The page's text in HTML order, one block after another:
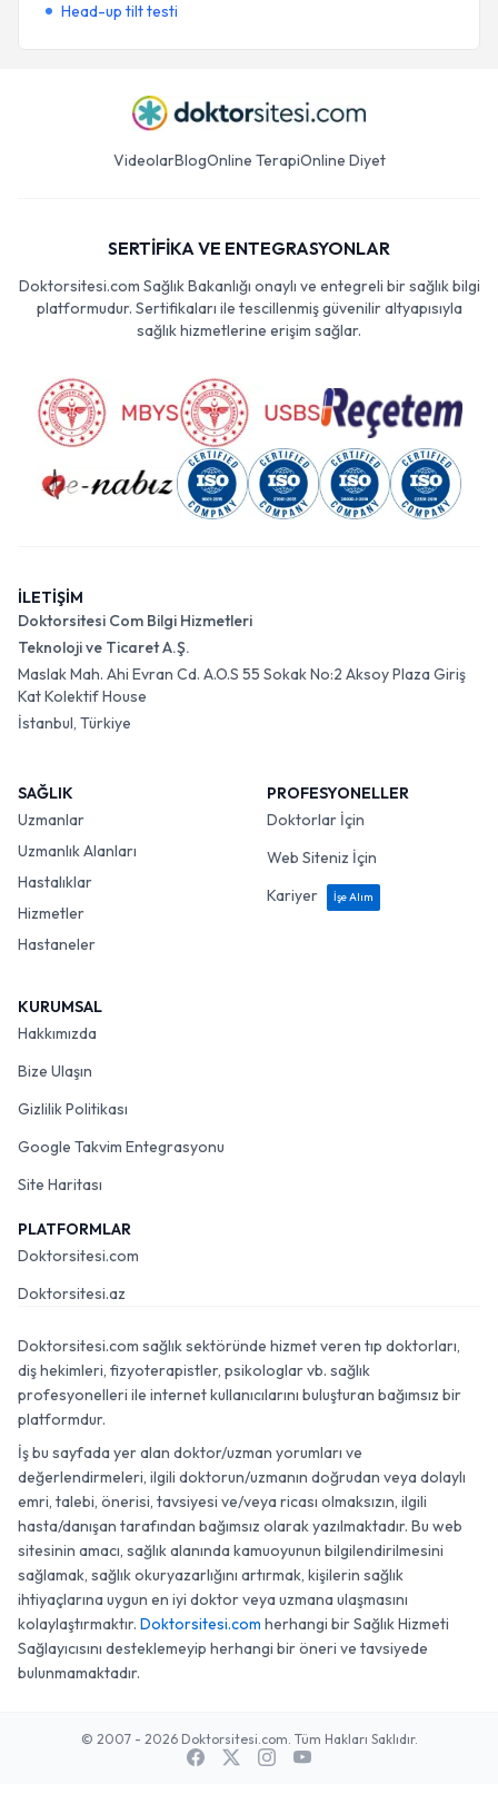
Head-up tilt testi
VideolarBlogOnline TerapiOnline Diyet
SERTİFİKA VE ENTEGRASYONLAR
Doktorsitesi.com Sağlık Bakanlığı onaylı ve entegreli bir sağlık bilgi
platformudur. Sertifikaları ile tescillenmiş güvenilir altyapısıyla
sağlık hizmetlerine erişim sağlar.
İLETİŞİM
Doktorsitesi Com Bilgi Hizmetleri
Teknoloji ve Ticaret A.Ş.
Maslak Mah. Ahi Evran Cd. A.O.S 55 Sokak No:2 Aksoy Plaza Giriş
Kat Kolektif House
İstanbul, Türkiye
SAĞLIK
Uzmanlar
Uzmanlık Alanları
Hastalıklar
Hizmetler
Hastaneler
PROFESYONELLER
Doktorlar İçin
Web Siteniz İçin
Kariyer
İşe Alım
KURUMSAL
Hakkımızda
Bize Ulaşın
Gizlilik Politikası
Google Takvim Entegrasyonu
Site Haritası
PLATFORMLAR
Doktorsitesi.com
Doktorsitesi.az
Doktorsitesi.com sağlık sektöründe hizmet veren tıp doktorları,
diş hekimleri, fizyoterapistler, psikologlar vb. sağlık
profesyonelleri ile internet kullanıcılarını buluşturan bağımsız bir
platformdur.
İş bu sayfada yer alan doktor/uzman yorumları ve
değerlendirmeleri, ilgili doktorun/uzmanın doğrudan veya dolaylı
emri, talebi, önerisi, tavsiyesi ve/veya ricası olmaksızın, ilgili
hasta/danışan tarafından bağımsız olarak yazılmaktadır. Bu web
sitesinin amacı, sağlık alanında kamuoyunun bilgilendirilmesini
sağlamak, sağlık okuryazarlığını artırmak, kişilerin sağlık
ihtiyaçlarına uygun en iyi doktor veya uzmana ulaşmasını
kolaylaştırmaktır. Doktorsitesi.com herhangi bir Sağlık Hizmeti
Sağlayıcısını desteklemeyip herhangi bir öneri ve tavsiyede
bulunmamaktadır.
© 2007 - 2026 Doktorsitesi.com. Tüm Hakları Saklıdır.